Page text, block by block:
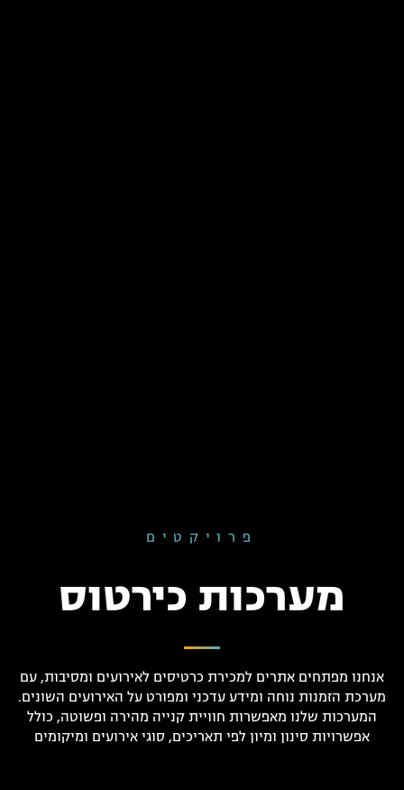
פרויקטים
מערכות כירטוס
אנחנו מפתחים אתרים למכירת כרטיסים לאירועים ומסיבות, עם
מערכת הזמנות נוחה ומידע עדכני ומפורט על האירועים השונים.
המערכות שלנו מאפשרות חוויית קנייה מהירה ופשוטה, כולל
אפשרויות סינון ומיון לפי תאריכים, סוגי אירועים ומיקומים